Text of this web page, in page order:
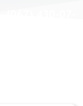
про продаж